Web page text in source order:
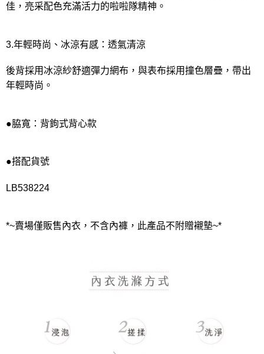
佳，亮采配色充滿活力的啦啦隊精神。
3.年輕時尚、冰涼有感：透氣清涼
後背採用冰涼紗舒適彈力網布，與表布採用撞色層疊，帶出
年輕時尚。
●脇寬：背鉤式背心款
●搭配貨號
LB538224
*~賣場僅販售內衣，不含內褲，此產品不附贈襯墊~*